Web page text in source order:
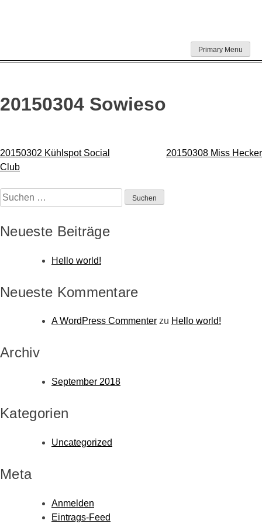
Primary Menu
20150304 Sowieso
Beitragsnavigation
20150302 Kühlspot Social
Club
20150308 Miss Hecker
Suchen
nach:
Neueste Beiträge
Hello world!
Neueste Kommentare
A WordPress Commenter zu Hello world!
Archiv
September 2018
Kategorien
Uncategorized
Meta
Anmelden
Eintrags-Feed